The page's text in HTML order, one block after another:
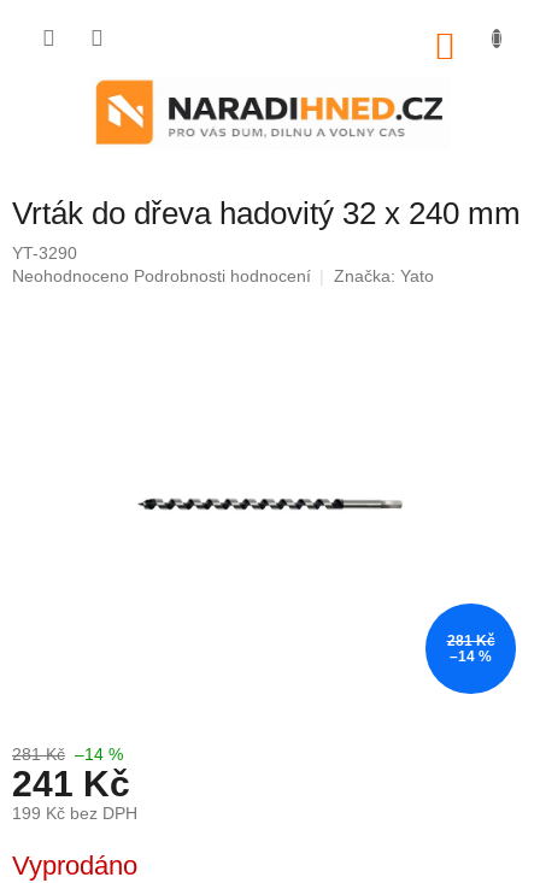
Vrták do dřeva hadovitý 32 x 240 mm
YT-3290
Průměrné
Neohodnoceno Podrobnosti hodnocení Značka: Yato
281 Kč
–14 %
281 Kč –14 %
241 Kč
199 Kč bez DPH
cena:
Vyprodáno